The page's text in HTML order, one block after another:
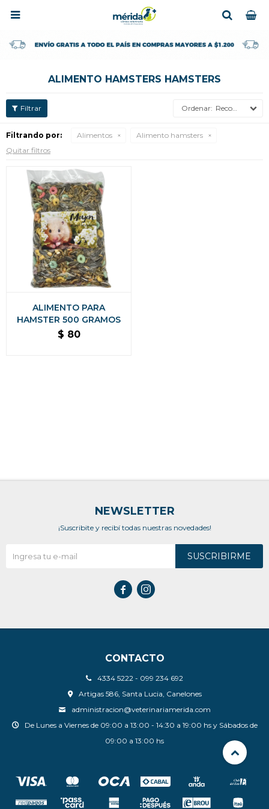

ALIMENTO HAMSTERS HAMSTERS
Recomendados
Filtrando por: Alimentos
Alimento hamsters
Quitar filtros
ALIMENTO PARA
HAMSTER 500 GRAMOS
$ 80
CONTACTO
4334 5222 - 099 234 692
Artigas 586, Santa Lucia, Canelones
administracion@veterinariamerida.com
De Lunes a Viernes de 09:00 a 13:00 - 14:30 a 19:00 hs y Sábados de
09:00 a 13:00 hs
NEWSLETTER
¡Suscribite y recibí todas nuestras novedades!
SUSCRIBIRME
 